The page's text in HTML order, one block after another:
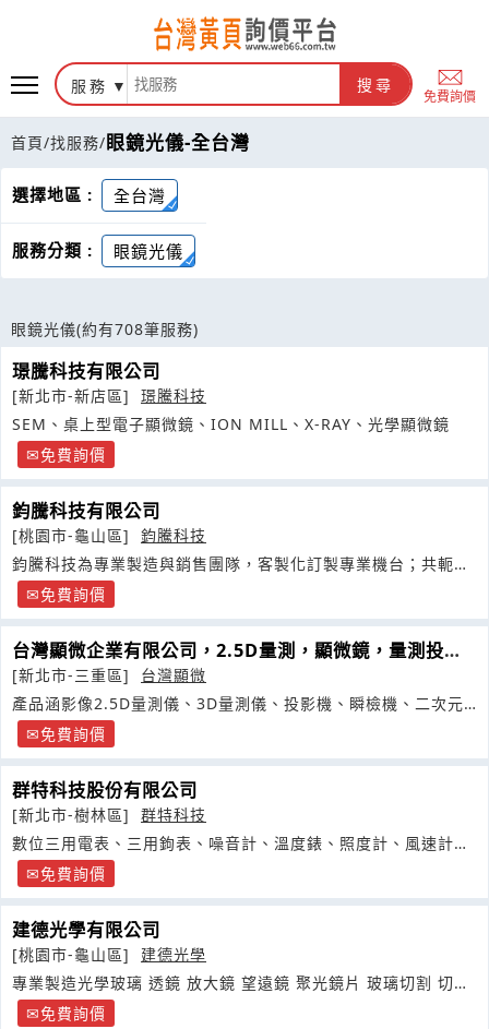
服務 搜尋
免費詢價
首頁/找服務/眼鏡光儀-全台灣
選擇地區 : 全台灣
服務分類 : 眼鏡光儀
眼鏡光儀(約有708筆服務)
璟騰科技有限公司
[新北市-新店區]
璟騰科技
SEM、桌上型電子顯微鏡、ION MILL、X-RAY、光學顯微鏡
免費詢價
鈞騰科技有限公司
[桃園市-龜山區]
鈞騰科技
鈞騰科技為專業製造與銷售團隊，客製化訂製專業機台；共軛焦
3D量測免費詢價
台灣顯微企業有限公司，2.5D量測，顯微鏡，量測投影
機，光學投影機
[新北市-三重區]
台灣顯微
產品涵影像2.5D量測儀、3D量測儀、投影機、瞬檢機、二次元
量測儀免費詢價
群特科技股份有限公司
[新北市-樹林區]
群特科技
數位三用電表、三用鉤表、噪音計、溫度錶、照度計、風速計、
氣體測漏計
免費詢價
建德光學有限公司
[桃園市-龜山區]
建德光學
專業製造光學玻璃 透鏡 放大鏡 望遠鏡 聚光鏡片 玻璃切割 切割
加工免費詢價